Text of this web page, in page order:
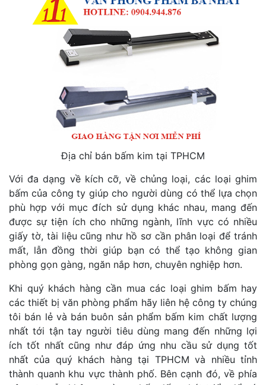
Địa chỉ bán bấm kim tại TPHCM
Với đa dạng về kích cỡ, về chủng loại, các loại ghim
bấm của công ty giúp cho người dùng có thể lựa chọn
phù hợp với mục đích sử dụng khác nhau, mang đến
được sự tiện ích cho những ngành, lĩnh vực có nhiều
giấy tờ, tài liệu cũng như hồ sơ cần phân loại để tránh
mất, lẫn đồng thời giúp bạn có thể tạo không gian
phòng gọn gàng, ngăn nắp hơn, chuyên nghiệp hơn.
Khi quý khách hàng cần mua các loại ghim bấm hay
các thiết bị văn phòng phẩm hãy liên hệ công ty chúng
tôi bán lẻ và bán buôn sản phẩm bấm kim chất lượng
nhất tới tận tay người tiêu dùng mang đến những lợi
ích tốt nhất cũng như đáp ứng nhu cầu sử dụng tốt
nhất của quý khách hàng tại TPHCM và nhiều tỉnh
thành quanh khu vực thành phố. Bên cạnh đó, về phía